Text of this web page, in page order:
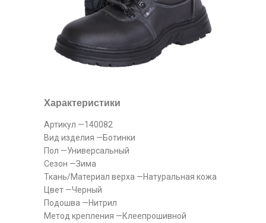
Характеристики
Артикул —140082
Вид изделия —Ботинки
Пол —Универсальный
Сезон —Зима
Ткань/Материал верха —Натуральная кожа
Цвет —Черный
Подошва —Нитрил
Метод крепления —Клеепрошивной